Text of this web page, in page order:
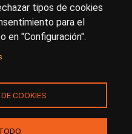
tipos de cookies
para el
en "Configuración".
COOKIES
&Toools, S.Lo sus
de todos los derechos
de:
el dominio
artehistoria.com
imágenes, fotografías,
estructura y diseño
de las páginas